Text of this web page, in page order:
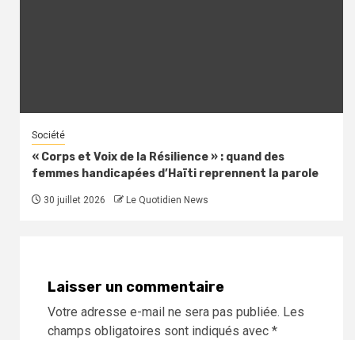
Société
« Corps et Voix de la Résilience » : quand des
femmes handicapées d’Haïti reprennent la parole
30 juillet 2026 Le Quotidien News
Laisser un commentaire
Votre adresse e-mail ne sera pas publiée. Les
champs obligatoires sont indiqués avec *